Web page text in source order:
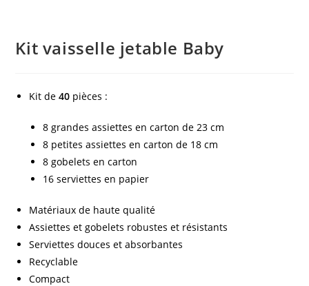
Kit vaisselle jetable Baby
Kit de 40 pièces :
8 grandes assiettes en carton de 23 cm
8 petites assiettes en carton de 18 cm
8 gobelets en carton
16 serviettes en papier
Matériaux de haute qualité
Assiettes et gobelets robustes et résistants
Serviettes douces et absorbantes
Recyclable
Compact